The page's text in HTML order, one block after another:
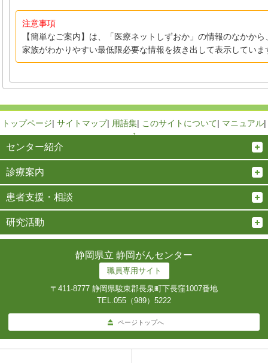
注意事項
【簡単なご案内】は、「医療ネットしずおか」の情報のなかか
家族がわかりやすい最低限必要な情報を抜き出して表示していま
トップページ| サイトマップ| 用語集| このサイトについて| マニュアル|
↑
センター紹介
診療案内
患者支援・相談
研究活動
静岡県立 静岡がんセンター
職員専用サイト
〒411-8777 静岡県駿東郡長泉町下長窪1007番地
TEL.055（989）5222
ページトップへ